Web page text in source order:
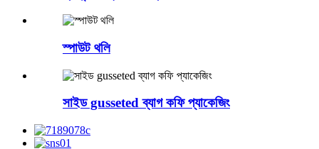
স্পাউট থলি
সাইড gusseted ব্যাগ কফি প্যাকেজিং